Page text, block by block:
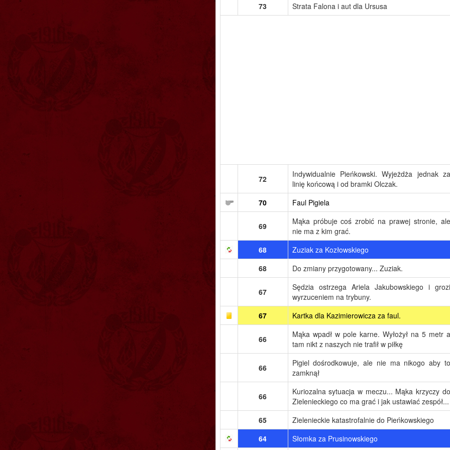
73 Strata Falona i aut dla Ursusa
72
Indywidualnie Pieńkowski. Wyjeżdża jednak za
linię końcową i od bramki Olczak.
70
Faul Pigiela
69
Mąka próbuje coś zrobić na prawej stronie, ale
nie ma z kim grać.
68
Zuziak za Kozłowskiego
68
Do zmiany przygotowany... Zuziak.
67
Sędzia ostrzega Ariela Jakubowskiego i grozi
wyrzuceniem na trybuny.
67
Kartka dla Kazimierowicza za faul.
66
Mąka wpadł w pole karne. Wyłożył na 5 metr a
tam nikt z naszych nie trafił w piłkę
66
Pigiel dośrodkowuje, ale nie ma nikogo aby to
zamknął
66
Kuriozalna sytuacja w meczu... Mąka krzyczy do
Zielenieckiego co ma grać i jak ustawiać zespół...
65
Zielenieckie katastrofalnie do Pieńkowskiego
64
Słomka za Prusinowskiego